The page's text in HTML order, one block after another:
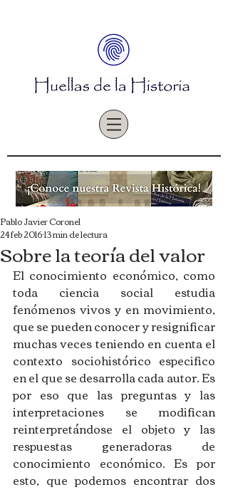
Sobre la teoría del valor
Pablo Javier Coronel
24 feb 201613 min de lectura
El conocimiento económico, como
toda ciencia social estudia
fenómenos vivos y en movimiento,
que se pueden conocer y resignificar
muchas veces teniendo en cuenta el
contexto sociohistórico especifico
en el que se desarrolla cada autor. Es
por eso que las preguntas y las
interpretaciones se modifican
reinterpretándose el objeto y las
respuestas generadoras de
conocimiento económico. Es por
esto, que podemos encontrar dos